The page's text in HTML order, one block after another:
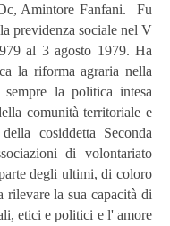
Amintore Fanfani. Fu
previdenza sociale nel V
al 3 agosto 1979. Ha
la riforma agraria nella
la politica intesa
comunità territoriale e
cosiddetta Seconda
di volontariato
degli ultimi, di coloro
la sua capacità di
etici e politici e l' amore